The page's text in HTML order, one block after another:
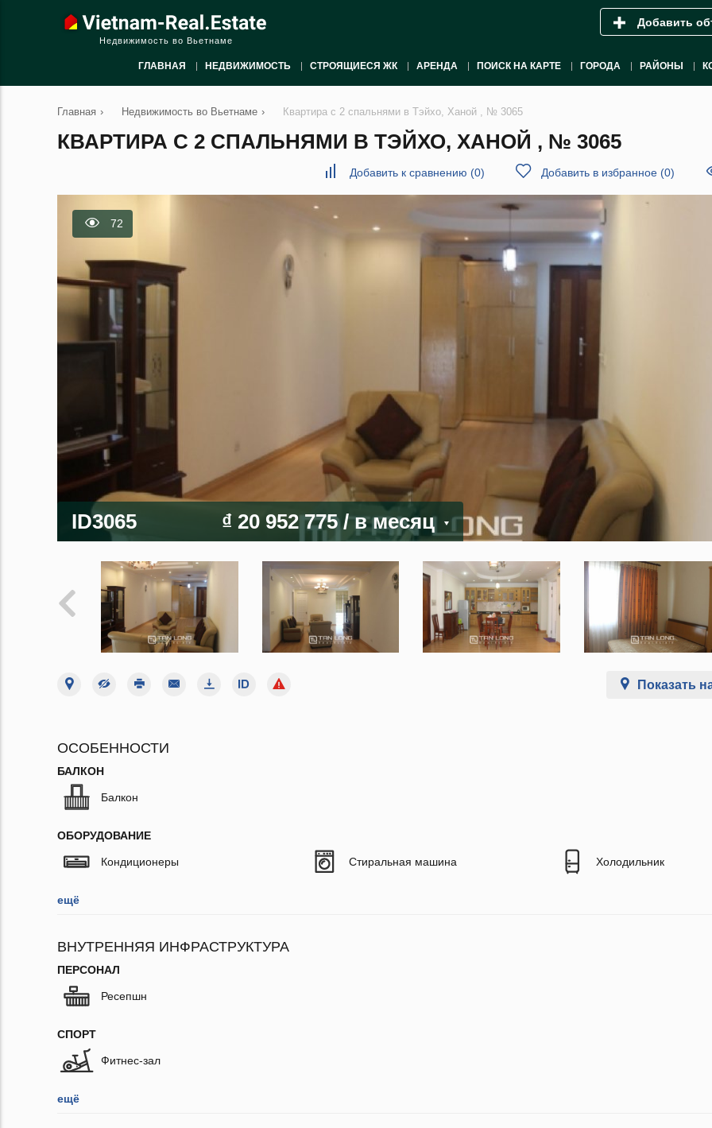
Недвижимость во Вьетнаме
Добавить
ГЛАВНАЯ НЕДВИЖИМОСТЬ СТРОЯЩИЕСЯ ЖК АРЕНДА ПОИСК НА КАРТЕ ГОРОДА РАЙОНЫ
Главная › Недвижимость во Вьетнаме › Квартира с 2 спальнями в Тэйхо, Ханой , № 3065
КВАРТИРА С 2 СПАЛЬНЯМИ В ТЭЙХО, ХАНОЙ , № 3065
Добавить к сравнению (0) Добавить в избранное (0)
72
ID3065 ₫ 20 952 775/ в месяц
Показать
ОСОБЕННОСТИ
БАЛКОН
Балкон
ОБОРУДОВАНИЕ
Кондиционеры Стиральная машина Холодильник
ещё
ВНУТРЕННЯЯ ИНФРАСТРУКТУРА
ПЕРСОНАЛ
Ресепшн
СПОРТ
Фитнес-зал
ещё